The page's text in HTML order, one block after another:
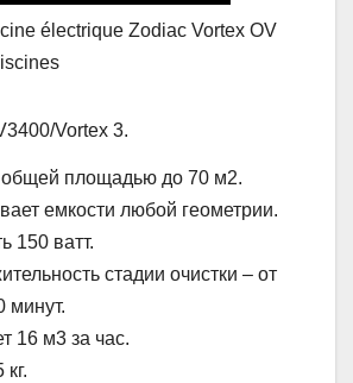
Vortex 3.
площадью до 70 м2.
емкости любой геометрии.
150 ватт.
стадии очистки – от
минут.
16 м3 за час.